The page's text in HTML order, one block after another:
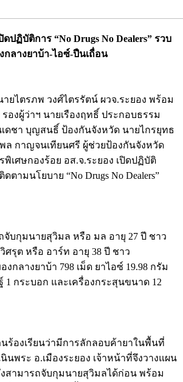
ปฏิบัติการ “No Drugs No Dealers” รวบ
กลางยาบ้า-ไอซ์-ปืนเถื่อน
ายไตรภพ วงศ์ไตรรัตน์ ผวจ.ระยอง พร้อม
องผู้ว่าฯ นายเรืองฤทธิ์ ประกอบธรรม
ดชา บุญสนธิ์ ป้องกันจังหวัด นายไกรยุทธ
ล กาญจนเทียนศรี ผู้ช่วยป้องกันจังหวัด
เศษกองร้อย อส.จ.ระยอง เปิดปฏิบัติ
ตามนโยบาย “No Drugs No Dealers”
บกุมนายสุวิมล หรือ มล อายุ 27 ปี ชาว
ศรุต หรือ อาร์ท อายุ 38 ปี ชาว
กลางยาบ้า 798 เม็ด ยาไอซ์ 19.98 กรัม
1 กระบอก และเครื่องกระสุนขนาด 12
ร้องเรียนว่ามีการลักลอบค้ายาในพื้นที่
นพระ อ.เมืองระยอง เจ้าหน้าที่จึงวางแผน
สามารถจับกุมนายสุวิมลได้ก่อน พร้อม